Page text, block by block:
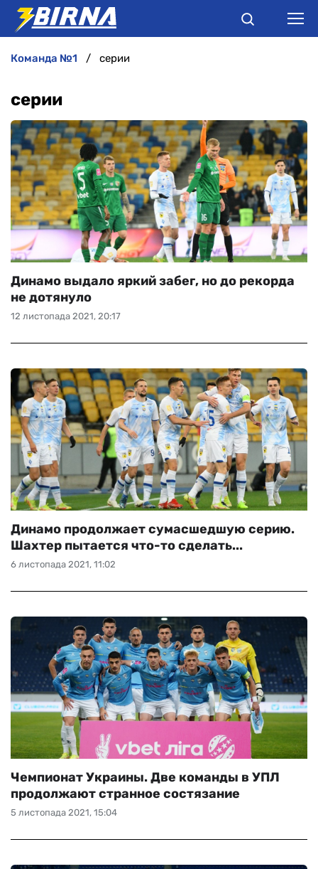
АНАЛІТИКА
ІНТЕРВ'Ю
РІЗНЕ
БУКМЕКЕРИ
команда №1 серии
серии
12 листопада 2021, 20:17
Динамо выдало яркий забег, но до рекорда
не дотянуло
6 листопада 2021, 11:02
Динамо продолжает сумасшедшую серию.
Шахтер пытается что-то сделать...
5 листопада 2021, 15:04
Чемпионат Украины. Две команды в УПЛ
продолжают странное состязание